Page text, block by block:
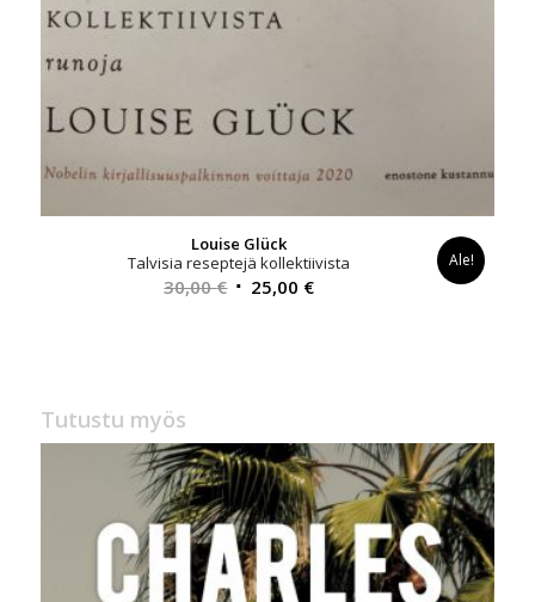
Louise Glück
Talvisia reseptejä kollektiivista
30,00€ Alkuperäinen
25,00 €Nykyinen
Ale!
Tutustu myös